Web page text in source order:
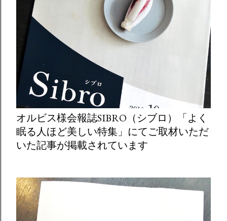
オルビス様会報誌SIBRO（シブロ）「よく
眠る人ほど美しい特集」にてご取材いただ
いた記事が掲載されています